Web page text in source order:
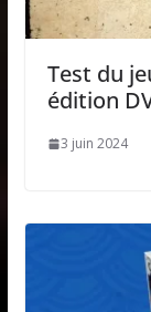
Test du
édition
3 juin 2024